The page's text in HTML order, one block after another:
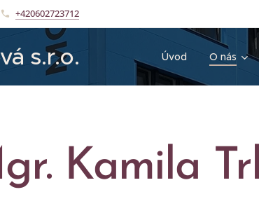
+420602723712
s.r.o. Úvod O nás
Kamila